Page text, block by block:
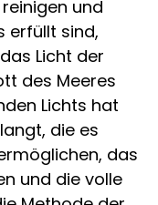
und
erfüllt sind,
Licht der
des Meeres
Lichts hat
die es
das
und die volle